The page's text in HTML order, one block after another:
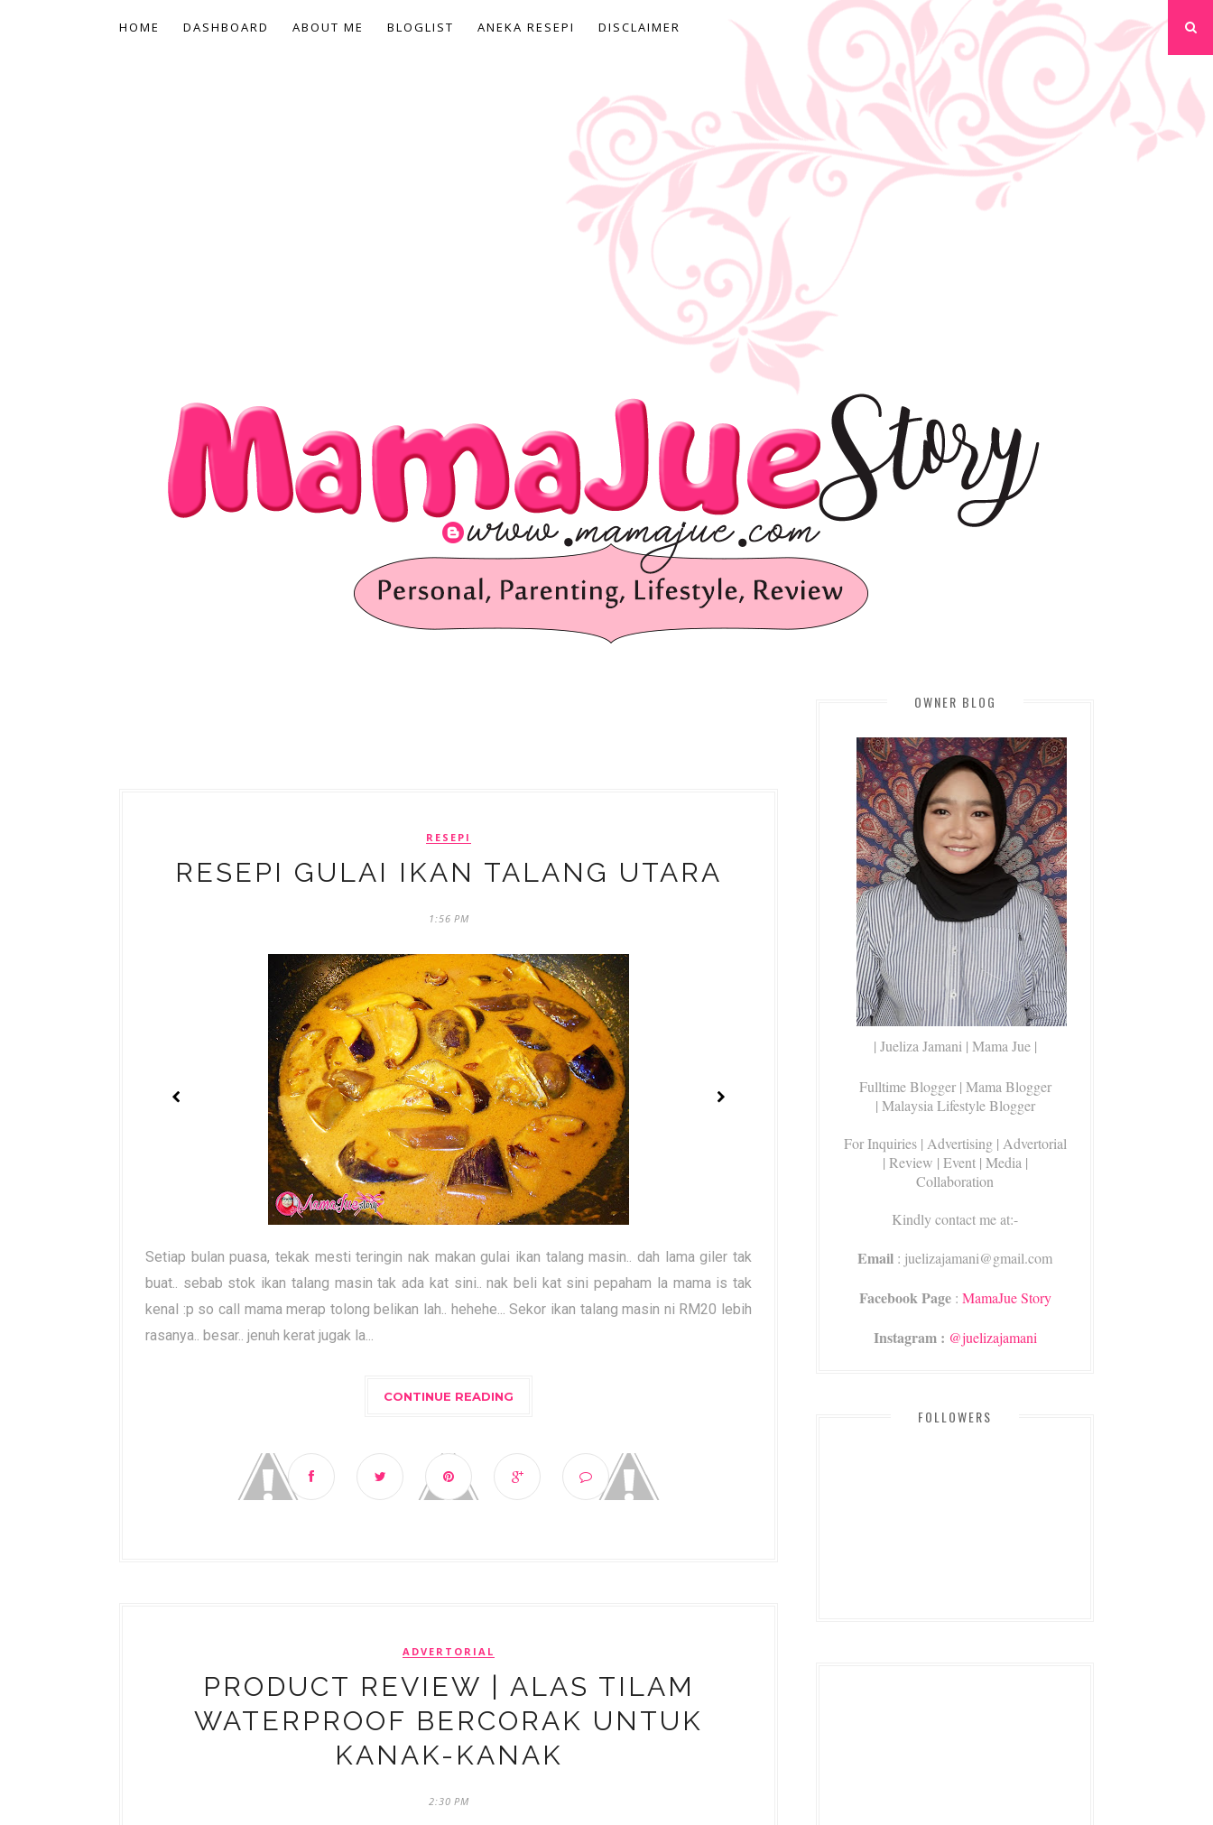
HOME DASHBOARD ABOUT ME BLOGLIST ANEKA RESEPI DISCLAIMER
RESEPI
RESEPI GULAI IKAN TALANG UTARA
1:56 PM
Setiap bulan puasa, tekak mesti teringin nak makan gulai ikan talang masin.. dah lama giler tak
buat.. sebab stok ikan talang masin tak ada kat sini.. nak beli kat sini pepaham la mama is tak
kenal :p so call mama merap tolong belikan lah.. hehehe... Sekor ikan talang masin ni RM20 lebih
rasanya.. besar.. jenuh kerat jugak la...
CONTINUE READING
ADVERTORIAL
PRODUCT REVIEW | ALAS TILAM
WATERPROOF BERCORAK UNTUK
KANAK-KANAK
2:30 PM
OWNER BLOG
| Jueliza Jamani | Mama Jue |
Fulltime Blogger | Mama Blogger
| Malaysia Lifestyle Blogger
For Inquiries | Advertising | Advertorial
| Review | Event | Media |
Collaboration
Kindly contact me at:-
Email : juelizajamani@gmail.com
Facebook Page: MamaJue Story
Instagram : @juelizajamani
FOLLOWERS